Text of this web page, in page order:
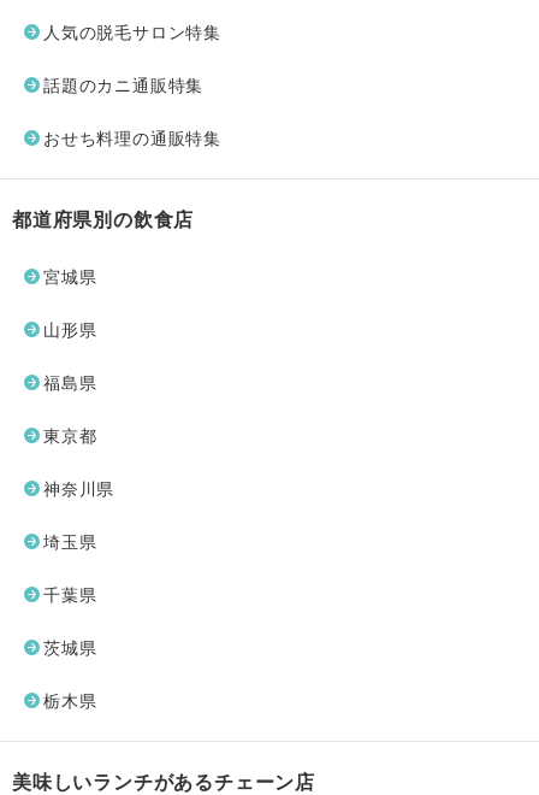
人気の脱毛サロン特集
話題のカニ通販特集
おせち料理の通販特集
都道府県別の飲食店
宮城県
山形県
福島県
東京都
神奈川県
埼玉県
千葉県
茨城県
栃木県
美味しいランチがあるチェーン店